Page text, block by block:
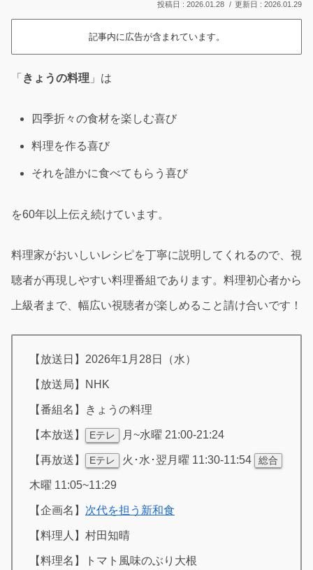
2026.01.28 2026.01.29
記事内に広告が含まれています。
「 きょうの料理 」は
四季折々の食材を楽しむ喜び
料理を作る喜び
それを誰かに食べてもらう喜び
を60年以上伝え続けています。
料理家がおいしいレシピを丁寧に説明してくれるので、視
聴者が再現しやすい料理番組であります。料理初心者から
上級者まで、幅広い視聴者が楽しめること請け合いです！
【放送日】2026年1月28日（水）
【放送局】NHK
【番組名】きょうの料理
【本放送】 Eテレ 月~水曜 21:00-21:24
【再放送】 Eテレ 火･水･翌月曜 11:30-11:54 総合
木曜 11:05~11:29
【企画名】 次代を担う新和食
【料理人】村田知晴
【料理名】トマト風味のぶり大根